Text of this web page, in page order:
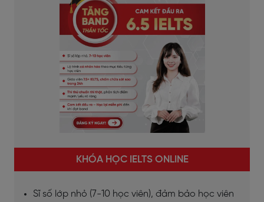
KHÓA HỌC IELTS ONLINE
Sĩ số lớp nhỏ (7-10 học viên), đảm bảo học viên